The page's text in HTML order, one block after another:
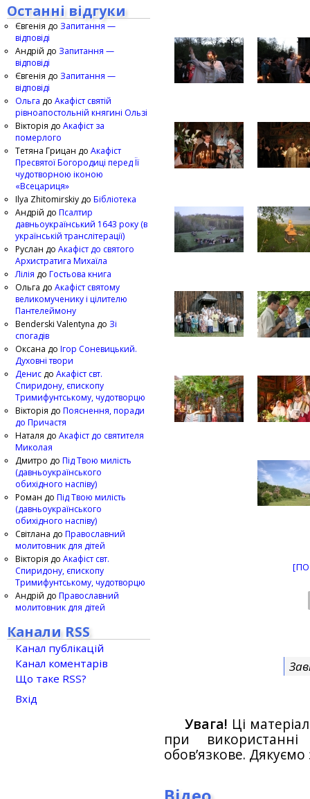
Увага! Ці
при
обов’язкове.
Останні відгуки
Євгенія до Запитання —
відповіді
Андрій до Запитання —
відповіді
Євгенія до Запитання —
відповіді
Ольга до Акафіст святій
рівноапостольній княгині Ользі
Вікторія до Акафіст за
померлого
Тетяна Грицан до Акафіст
Пресвятої Богородиці перед Її
чудотворною іконою
«Всецариця»
Ilya Zhitomirskiy до Бібліотека
Андрій до Псалтир
давньоукраїнський 1643 року (в
українській транслітерації)
Руслан до Акафіст до святого
Архистратига Михаїла
Лілія до Гостьова книга
Ольга до Акафіст святому
великомученику і цілителю
Пантелеймону
Benderski Valentyna до Зі
спогадів
Оксана до Ігор Соневицький.
Духовні твори
Денис до Акафіст свт.
Спиридону, єпископу
Тримифунтському, чудотворцю
Вікторія до Пояснення, поради
до Причастя
Наталя до Акафіст до святителя
Миколая
Дмитро до Під Твою милість
(давньоукраїнського
обихідного наспіву)
Роман до Під Твою милість
(давньоукраїнського
обихідного наспіву)
Світлана до Православний
молитовник для дітей
Вікторія до Акафіст свт.
Спиридону, єпископу
Тримифунтському, чудотворцю
Андрій до Православний
молитовник для дітей
Канали RSS
Канал публікацій
Канал коментарів
Що таке RSS?
Вхід